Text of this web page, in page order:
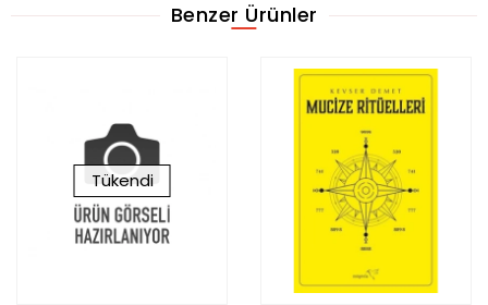
Benzer Ürünler
Tükendi